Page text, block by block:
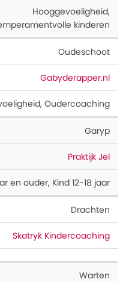
Hooggevoeligheid,
kinderen
Oudeschoot
Gabyderapper.nl
, Oudercoaching
Garyp
Praktijk Jel
en ouder, Kind 12-18 jaar
Drachten
Skatryk Kindercoaching
Warten